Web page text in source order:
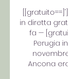
in diretta
fa —
Perugia
Ancona era